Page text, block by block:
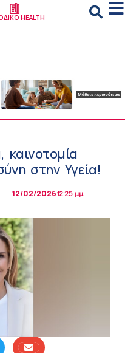
HEALTH
στην Υγεία!
12/02/202612:25 μμ